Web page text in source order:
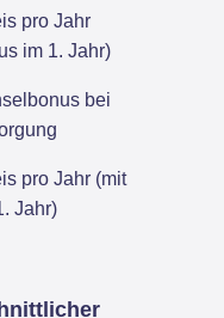
pro Jahr
im 1. Jahr)
bei
pro Jahr (mit
Jahr)